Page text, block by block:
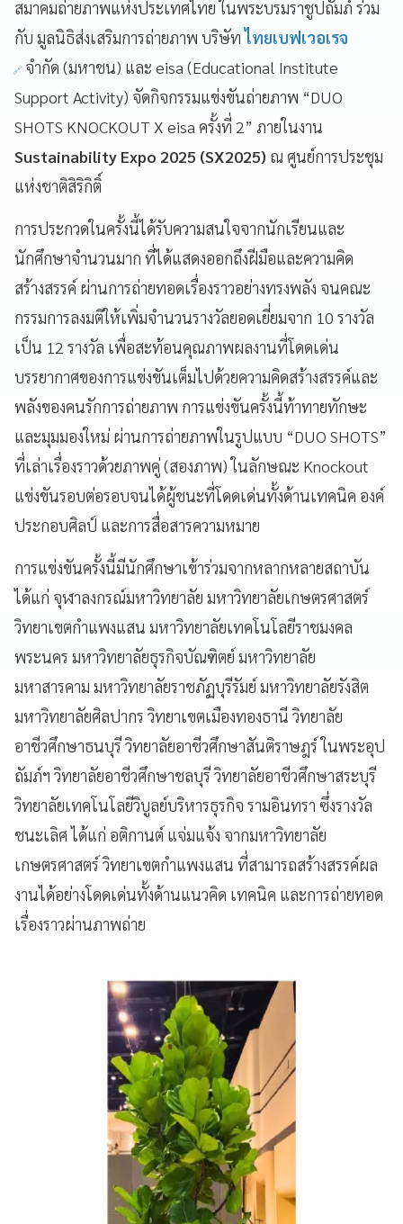
สมาคมถ่ายภาพแห่งประเทศไทย ในพระบรมราชูปถัมภ์ ร่วม
กับ มูลนิธิส่งเสริมการถ่ายภาพ บริษัทไทยเบฟเวอเรจ
จำกัด (มหาชน) และ eisa (Educational Institute
Support Activity) จัดกิจกรรมแข่งขันถ่ายภาพ “DUO
SHOTS KNOCKOUT X eisa ครั้งที่ 2” ภายในงาน
Sustainability Expo 2025 (SX2025) ณ ศูนย์การประชุม
แห่งชาติสิริกิติ์
การประกวดในครั้งนี้ได้รับความสนใจจากนักเรียนและ
นักศึกษาจำนวนมาก ที่ได้แสดงออกถึงฝีมือและความคิด
สร้างสรรค์ ผ่านการถ่ายทอดเรื่องราวอย่างทรงพลัง จนคณะ
กรรมการลงมติให้เพิ่มจำนวนรางวัลยอดเยี่ยมจาก 10 รางวัล
เป็น 12 รางวัล เพื่อสะท้อนคุณภาพผลงานที่โดดเด่น
บรรยากาศของการแข่งขันเต็มไปด้วยความคิดสร้างสรรค์และ
พลังของคนรักการถ่ายภาพ การแข่งขันครั้งนี้ท้าทายทักษะ
และมุมมองใหม่ ผ่านการถ่ายภาพในรูปแบบ “DUO SHOTS”
ที่เล่าเรื่องราวด้วยภาพคู่ (สองภาพ) ในลักษณะ Knockout
แข่งขันรอบต่อรอบจนได้ผู้ชนะที่โดดเด่นทั้งด้านเทคนิค องค์
ประกอบศิลป์ และการสื่อสารความหมาย
การแข่งขันครั้งนี้มีนักศึกษาเข้าร่วมจากหลากหลายสถาบัน
ได้แก่ จุฬาลงกรณ์มหาวิทยาลัย มหาวิทยาลัยเกษตรศาสตร์
วิทยาเขตกำแพงแสน มหาวิทยาลัยเทคโนโลยีราชมงคล
พระนคร มหาวิทยาลัยธุรกิจบัณฑิตย์ มหาวิทยาลัย
มหาสารคาม มหาวิทยาลัยราชภัฏบุรีรัมย์ มหาวิทยาลัยรังสิต
มหาวิทยาลัยศิลปากร วิทยาเขตเมืองทองธานี วิทยาลัย
อาชีวศึกษาธนบุรี วิทยาลัยอาชีวศึกษาสันติราษฎร์ ในพระอุป
ถัมภ์ฯ วิทยาลัยอาชีวศึกษาชลบุรี วิทยาลัยอาชีวศึกษาสระบุรี
วิทยาลัยเทคโนโลยีวิบูลย์บริหารธุรกิจ รามอินทรา ซึ่งรางวัล
ชนะเลิศ ได้แก่ อติกานต์ แจ่มแจ้ง จากมหาวิทยาลัย
เกษตรศาสตร์ วิทยาเขตกำแพงแสน ที่สามารถสร้างสรรค์ผล
งานได้อย่างโดดเด่นทั้งด้านแนวคิด เทคนิค และการถ่ายทอด
เรื่องราวผ่านภาพถ่าย